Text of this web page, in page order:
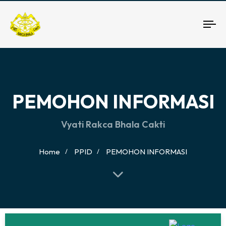
PEMOHON INFORMASI
Vyati Rakca Bhala Cakti
Home PPID PEMOHON INFORMASI